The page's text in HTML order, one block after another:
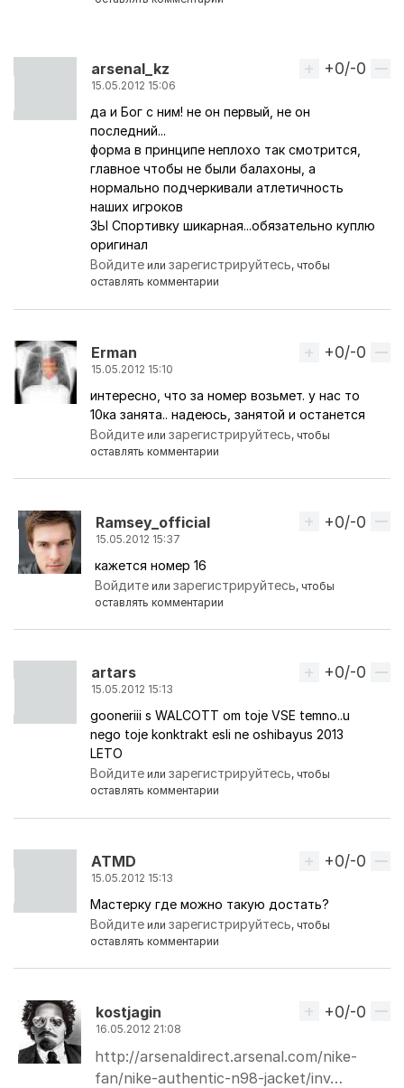
arsenal_kz
15.05.2012 15:06
Вверх
+0/-0
да и Бог с ним! не он первый, не он
последний...
форма в принципе неплохо так смотрится,
главное чтобы не были балахоны, а
нормально подчеркивали атлетичность
наших игроков
ЗЫ Спортивку шикарная...обязательно куплю
оригинал
Войдите илизарегистрируйтесь, чтобы
оставлять комментарии
Erman
15.05.2012 15:10
Вверх
+0/-0
интересно, что за номер возьмет. у нас то
10ка занята.. надеюсь, занятой и останется
Войдите илизарегистрируйтесь, чтобы
оставлять комментарии
Ramsey_official
15.05.2012 15:37
Ответ на комментарий пользователяErman
Вверх
+0/-0
кажется номер 16
Войдите илизарегистрируйтесь, чтобы
оставлять комментарии
artars
15.05.2012 15:13
Вверх
+0/-0
gooneriii s WALCOTT om toje VSE temno..u
nego toje konktrakt esli ne oshibayus 2013
LETO
Войдите илизарегистрируйтесь, чтобы
оставлять комментарии
ATMD
15.05.2012 15:13
Вверх
+0/-0
Мастерку где можно такую достать?
Войдите илизарегистрируйтесь, чтобы
оставлять комментарии
kostjagin
16.05.2012 21:08
Ответ на комментарий пользователяATMD
Вверх
+0/-0
http://arsenaldirect.arsenal.com/nike-
fan/nike-authentic-n98-jacket/inv…